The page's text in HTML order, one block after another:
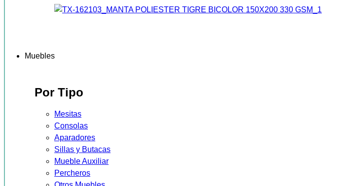
Muebles
Por Tipo
Mesitas
Consolas
Aparadores
Sillas y Butacas
Mueble Auxiliar
Percheros